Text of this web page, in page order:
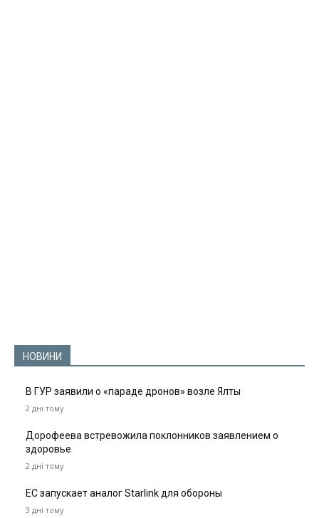
НОВИНИ
В ГУР заявили о «параде дронов» возле Ялты
2 дні тому
Дорофеева встревожила поклонников заявлением о
здоровье
2 дні тому
ЕС запускает аналог Starlink для обороны
3 дні тому